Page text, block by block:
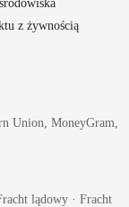
z żywnością
Union, MoneyGram,
lądowy · Fracht